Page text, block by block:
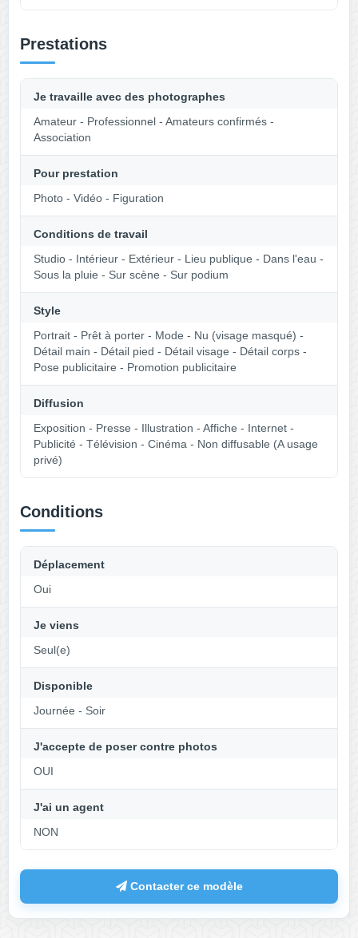
Prestations
Je travaille avec des photographes
Amateur - Professionnel - Amateurs confirmés -
Association
Pour prestation
Photo - Vidéo - Figuration
Conditions de travail
Studio - Intérieur - Extérieur - Lieu publique - Dans l'eau -
Sous la pluie - Sur scène - Sur podium
Style
Portrait - Prêt à porter - Mode - Nu (visage masqué) -
Détail main - Détail pied - Détail visage - Détail corps -
Pose publicitaire - Promotion publicitaire
Diffusion
Exposition - Presse - Illustration - Affiche - Internet -
Publicité - Télévision - Cinéma - Non diffusable (A usage
privé)
Conditions
Déplacement
Oui
Je viens
Seul(e)
Disponible
Journée - Soir
J'accepte de poser contre photos
OUI
J'ai un agent
NON
Contacter ce modèle